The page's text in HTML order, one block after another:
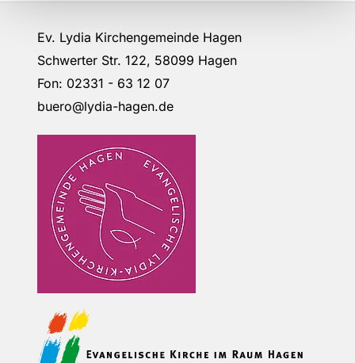
Ev. Lydia Kirchengemeinde Hagen
Schwerter Str. 122, 58099 Hagen
Fon: 02331 - 63 12 07
buero@lydia-hagen.de